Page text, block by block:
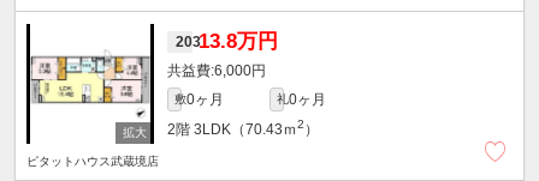
20313.8万円
6,000円
敷0ヶ月 礼0ヶ月
2階 3LDK（70.43ｍ2 ）
ピタットハウス武蔵境店